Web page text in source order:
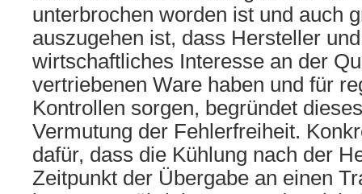
unterbrochen worden ist und auch
auszugehen ist, dass Hersteller
wirtschaftliches Interesse an der
vertriebenen Ware haben und für
Kontrollen sorgen, begründet
Vermutung der Fehlerfreiheit.
dafür, dass die Kühlung nach der
Zeitpunkt der Übergabe an einen